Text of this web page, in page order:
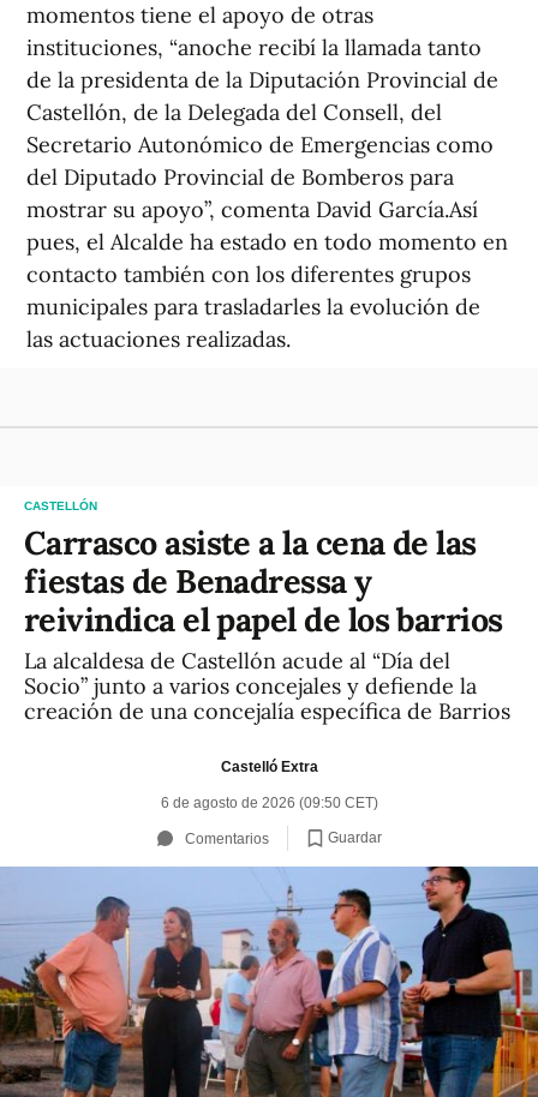
momentos tiene el apoyo de otras
instituciones, “anoche recibí la llamada tanto
de la presidenta de la Diputación Provincial de
Castellón, de la Delegada del Consell, del
Secretario Autonómico de Emergencias como
del Diputado Provincial de Bomberos para
mostrar su apoyo”, comenta David García.Así
pues, el Alcalde ha estado en todo momento en
contacto también con los diferentes grupos
municipales para trasladarles la evolución de
las actuaciones realizadas.
CASTELLÓN
Carrasco asiste a la cena de las
fiestas de Benadressa y
reivindica el papel de los barrios
La alcaldesa de Castellón acude al “Día del
Socio” junto a varios concejales y defiende la
creación de una concejalía específica de Barrios
Castelló Extra
6 de agosto de 2026 (09:50 CET)
Comentarios Guardar